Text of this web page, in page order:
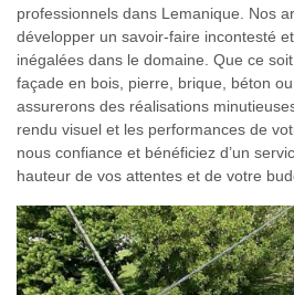
professionnels dans Lemanique. Nos
développer un savoir-faire incontesté
inégalées dans le domaine. Que ce
façade en bois, pierre, brique, béton
assurerons des réalisations
rendu visuel et les performances de
nous confiance et bénéficiez d’un
hauteur de vos attentes et de votre